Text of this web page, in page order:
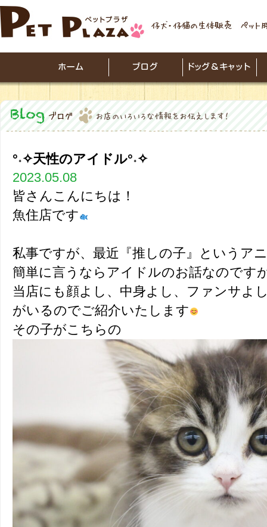
°˖✧天性のアイドル°˖✧
2023.05.08
皆さんこんにちは！
魚住店です
私事ですが、最近『推しの子』というア
簡単に言うならアイドルのお話なのです
当店にも顔よし、中身よし、ファンサよ
がいるのでご紹介いたします
その子がこちらの